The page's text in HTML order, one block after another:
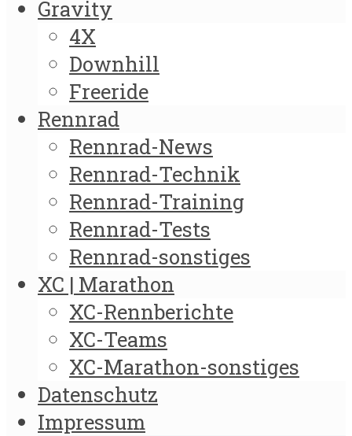
Gravity
4X
Downhill
Freeride
Rennrad
Rennrad-News
Rennrad-Technik
Rennrad-Training
Rennrad-Tests
Rennrad-sonstiges
XC | Marathon
XC-Rennberichte
XC-Teams
XC-Marathon-sonstiges
Datenschutz
Impressum